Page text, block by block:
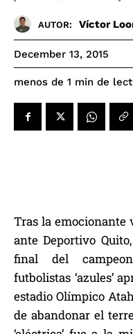
AUTOR: Víctor
December 13, 2015
menos de 1 min de
Tras la emocionante
ante Deportivo
final del
futbolistas ‘azules’
estadio Olímpico
de abandonar el